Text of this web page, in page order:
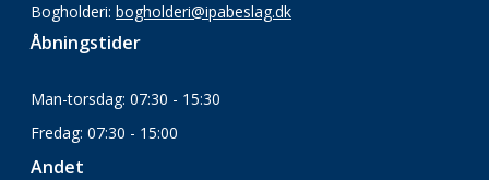
Bogholderi: bogholderi@ipabeslag.dk
Åbningstider
Man-torsdag: 07:30 - 15:30
Fredag: 07:30 - 15:00
Andet